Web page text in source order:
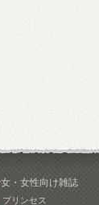
・女性向け雑誌
プリンセス